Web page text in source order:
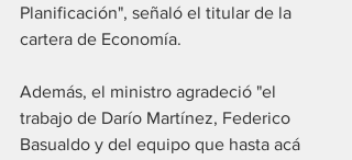
Planificación", señaló el titular de la
cartera de Economía.
Además, el ministro agradeció "el
trabajo de Darío Martínez, Federico
Basualdo y del equipo que hasta acá